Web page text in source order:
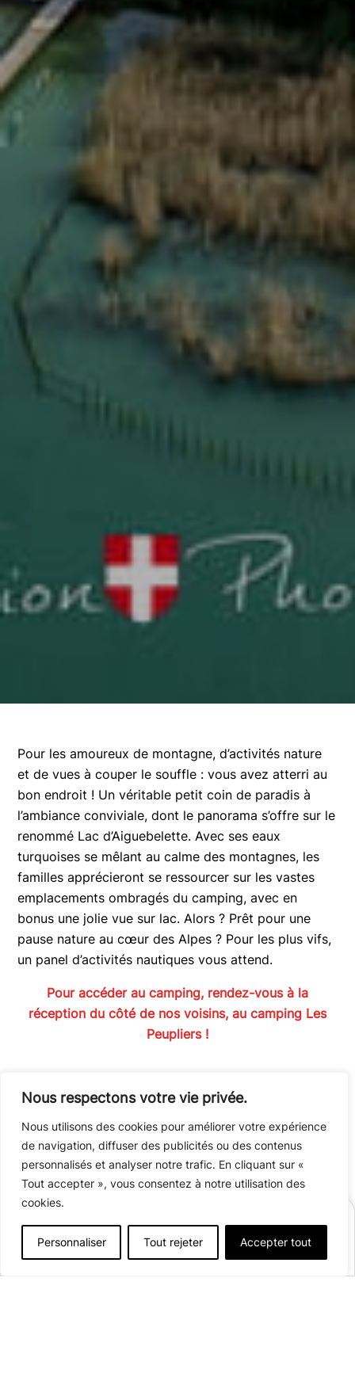
Nous respectons votre vie privée.
Nous utilisons des cookies pour améliorer votre expérience
de navigation, diffuser des publicités ou des contenus
personnalisés et analyser notre trafic. En cliquant sur «
Tout accepter », vous consentez à notre utilisation des
cookies.
Personnaliser Tout rejeter Accepter tout
Pour les amoureux de montagne, d’activités nature
et de vues à couper le souffle : vous avez atterri au
bon endroit ! Un véritable petit coin de paradis à
l’ambiance conviviale, dont le panorama s’offre sur le
renommé Lac d’Aiguebelette. Avec ses eaux
turquoises se mêlant au calme des montagnes, les
familles apprécieront se ressourcer sur les vastes
emplacements ombragés du camping, avec en
bonus une jolie vue sur lac. Alors ? Prêt pour une
pause nature au cœur des Alpes ? Pour les plus vifs,
un panel d’activités nautiques vous attend.
Pour accéder au camping, rendez-vous à la
réception du côté de nos voisins, au camping Les
Peupliers !
JE RÉSERVE !